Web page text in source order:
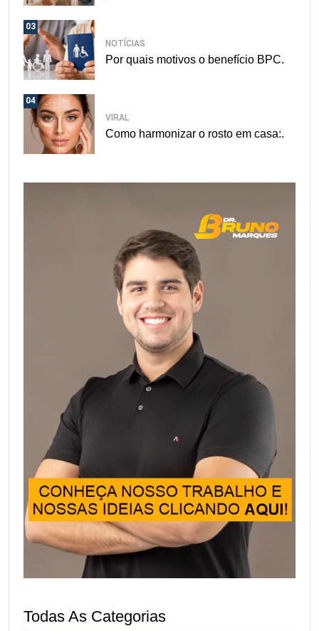
03
NOTÍCIAS
Por quais motivos o benefício BPC.
04
VIRAL
Como harmonizar o rosto em casa:.
Todas As Categorias